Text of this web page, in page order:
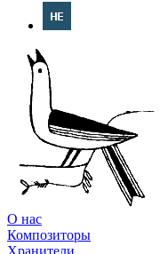
О нас
Композиторы
Хранители